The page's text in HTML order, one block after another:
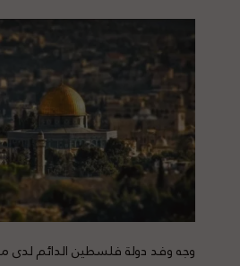
وجه وفد دولة فلسطين الدائم لدى